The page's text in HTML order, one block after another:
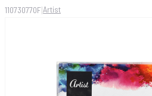
110730770F|Artist